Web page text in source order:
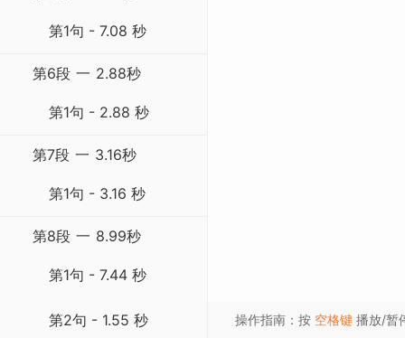
第1句 - 7.08 秒
第6段 一 2.88秒
第1句 - 2.88 秒
第7段 一 3.16秒
第1句 - 3.16 秒
第8段 一 8.99秒
第1句 - 7.44 秒
第2句 - 1.55 秒 操作指南：按 空格键 播放/暂